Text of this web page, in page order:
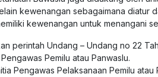
kewenangan sebagaimana diatur
kewenangan untuk menangani
perintah Undang – Undang no 22
Pemilu atau Panwaslu.
Pengawas Pelaksanaan Pemilu